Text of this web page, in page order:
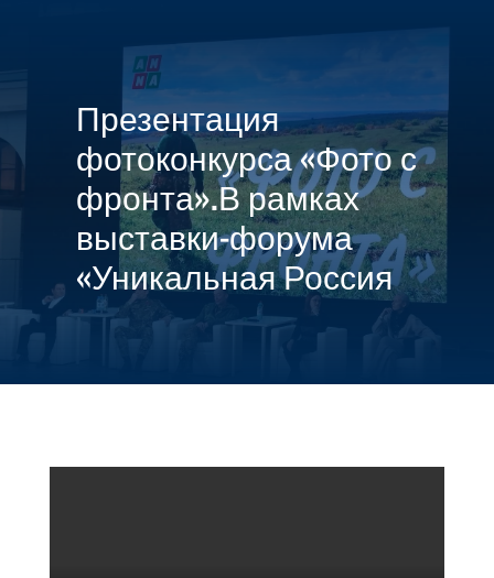
Презентация
фотоконкурса «Фото с
фронта».В рамках
выставки-форума
«Уникальная Россия